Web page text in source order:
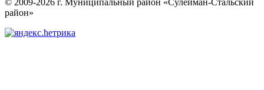
© 2009-2026 г. Муниципальный район «Сулейман-Стальский
район»